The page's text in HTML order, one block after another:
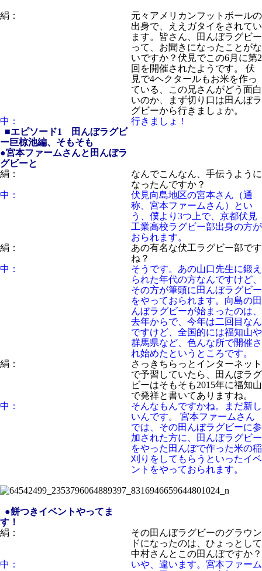
絹：
元々アメリカンフットボールの
出身で、ええガタイをされてい
ます。皆さん、田んぼラグビー
って、お聞きになったことがな
いですか？伏見でこの6月に第2
回を開催されたようです。 伏
見で4ヘクタールもお米を作っ
ている、この兄さんがどう面白
いのか、まず切り口は田んぼラ
グビーから行きましょか。
中：
行きましょ！
■エピソード1 田んぼラグビ
ー巨椋池編、そもそも
●宮本ファームさんと田んぼラ
グビーと
絹：
なんでこんなん、手伝うように
なったんですか？
中：
伏見向島地区の宮本さん（通
称、宮本ファームさん）とい
う、僕より3つ上で、京都伏見
工業高校ラグビー部出身の方が
おられます。
絹：
あの有名な伏工ラグビー部です
ね？
中：
そうです。あの山口先生に鍛え
られた年代の方なんですけど、
その方が筆頭に田んぼラグビー
をやっておられます。向島の田
んぼラグビーが始まったのは、
去年からで、今年は二回目なん
ですけど、全国的には福知山や
群馬県など、色んな所で開催さ
れ始めたというところです。
絹：
さっきちらっとインターネット
で予習していたら、田んぼラグ
ビーはそもそも2015年に福知山
で発祥と書いてありますね。
中：
そんなもんですかね。まだ新し
いんです。
宮本ファームさん
では、その田んぼラグビーに参
加された方に、田んぼラグビー
をやった田んぼで作った米の稲
刈りをしてもらうといったイベ
ントをやっておられます。
●餅つきイベントやってま
す！
絹：
その田んぼラグビーのグラウン
ドになったのは、ひょっとして
中村さんとこの田んぼですか？
中：
いや、違います。宮本ファーム